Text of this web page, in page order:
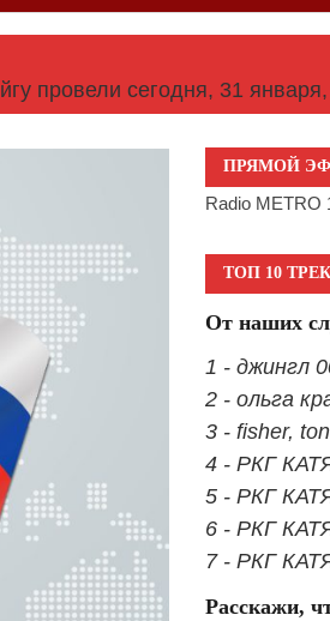
провели сегодня, 31
ПРЯМОЙ
Radio METRO
ТОП 10
От наших
1 - джингл
2 - ольга
3 - fisher,
4 - РКГ
5 - РКГ
6 - РКГ
7 - РКГ
Расскажи,